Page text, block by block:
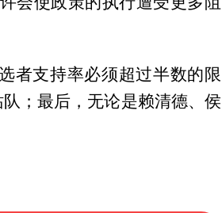
者支持率必须超过半数的限
；最后，无论是赖清德、侯
既要看其当选时的支持率，